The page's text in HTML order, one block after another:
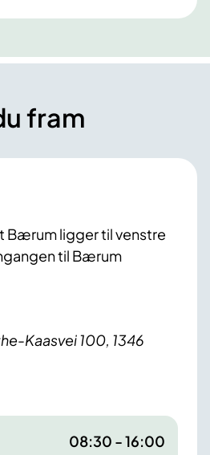
fram
Bærum ligger til venstre
til Bærum
Kaasvei 100, 1346
08:30 - 16:00